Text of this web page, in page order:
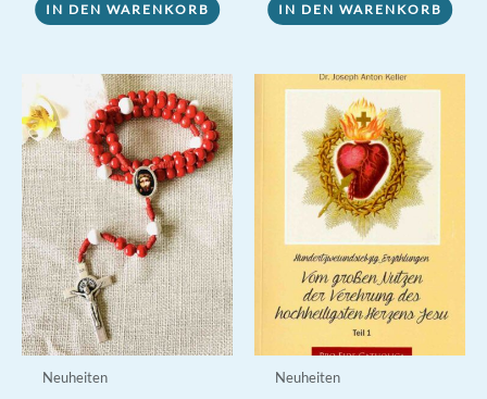
IN DEN WARENKORB IN DEN WARENKORB
Neuheiten Neuheiten